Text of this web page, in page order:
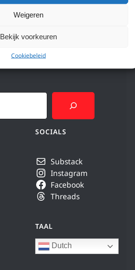
Weigeren
Bekijk voorkeuren
Cookiebeleid
SOCIALS
Substack
Instagram
Facebook
Threads
TAAL
Dutch